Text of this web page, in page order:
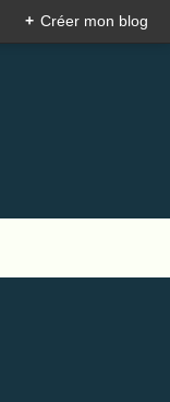
+ Créer mon blog